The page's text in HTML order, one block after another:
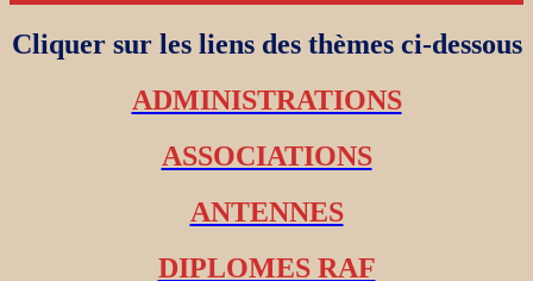
Cliquer sur les liens des thèmes ci-dessous
ADMINISTRATIONS
ASSOCIATIONS
ANTENNES
DIPLOMES RAF